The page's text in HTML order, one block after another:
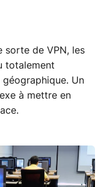
sorte de VPN, les
totalement
Un
à mettre en